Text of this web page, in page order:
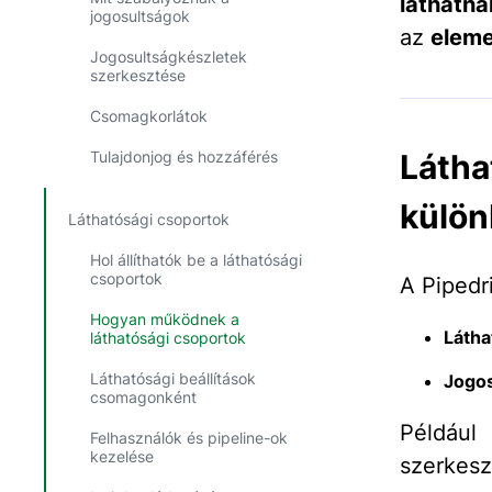
jogosultságok
Jogosultságkészletek
szerkesztése
Csomagkorlátok
Tulajdonjog és hozzáférés
Láthatósági csoportok
Hol állíthatók be a láthatósági
csoportok
Hogyan működnek a
láthatósági csoportok
Láthatósági beállítások
csomagonként
Felhasználók és pipeline-ok
kezelése
az
A